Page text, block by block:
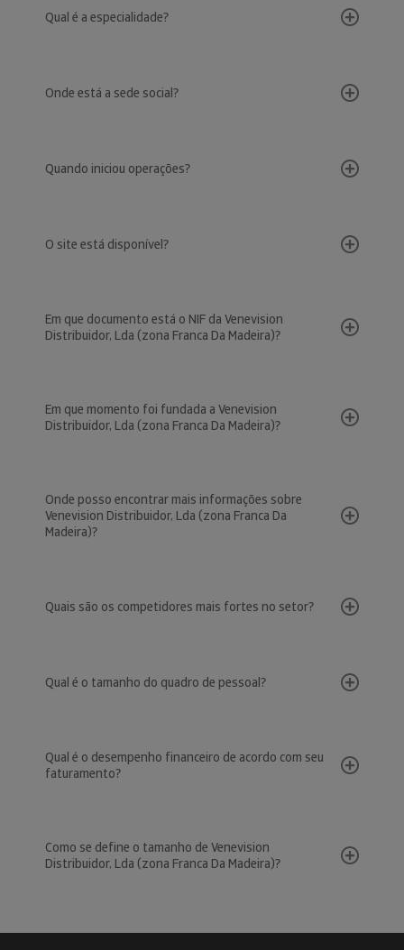
Qual é a especialidade?
Onde está a sede social?
Quando iniciou operações?
O site está disponível?
Em que documento está o NIF da Venevision
Distribuidor, Lda (zona Franca Da Madeira)?
Em que momento foi fundada a Venevision
Distribuidor, Lda (zona Franca Da Madeira)?
Onde posso encontrar mais informações sobre
Venevision Distribuidor, Lda (zona Franca Da
Madeira)?
Quais são os competidores mais fortes no setor?
Qual é o tamanho do quadro de pessoal?
Qual é o desempenho financeiro de acordo com seu
faturamento?
Como se define o tamanho de Venevision
Distribuidor, Lda (zona Franca Da Madeira)?